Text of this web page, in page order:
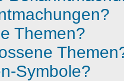
Themen?
Symbole?